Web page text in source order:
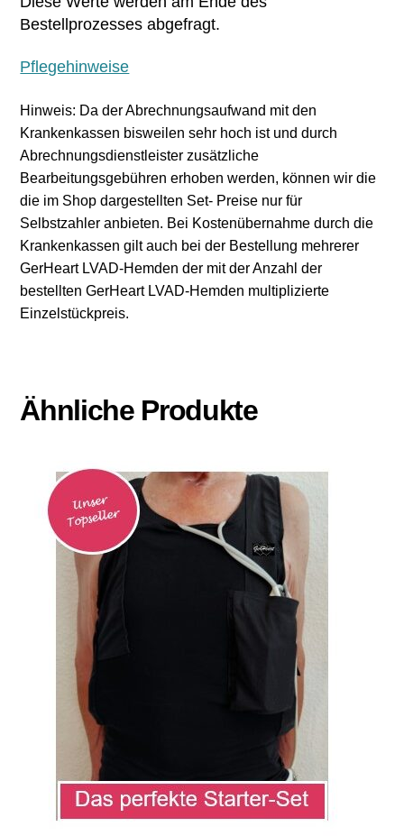
Bestellprozesses abgefragt.
Pflegehinweise
Hinweis: Da der Abrechnungsaufwand mit den
Krankenkassen bisweilen sehr hoch ist und durch
Abrechnungsdienstleister zusätzliche
Bearbeitungsgebühren erhoben werden, können wir die
die im Shop dargestellten Set- Preise nur für
Selbstzahler anbieten. Bei Kostenübernahme durch die
Krankenkassen gilt auch bei der Bestellung mehrerer
GerHeart LVAD-Hemden der mit der Anzahl der
bestellten GerHeart LVAD-Hemden multiplizierte
Einzelstückpreis.
Ähnliche Produkte